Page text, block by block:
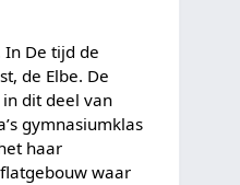
In De tijd de
de Elbe. De
dit deel van
gymnasiumklas
haar
waar